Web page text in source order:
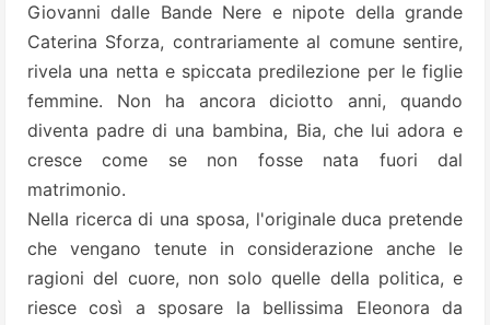
Giovanni dalle Bande Nere e nipote della grande
Caterina Sforza, contrariamente al comune sentire,
rivela una netta e spiccata predilezione per le figlie
femmine. Non ha ancora diciotto anni, quando
diventa padre di una bambina, Bia, che lui adora e
cresce come se non fosse nata fuori dal
matrimonio.
Nella ricerca di una sposa, l'originale duca pretende
che vengano tenute in considerazione anche le
ragioni del cuore, non solo quelle della politica, e
riesce così a sposare la bellissima Eleonora da